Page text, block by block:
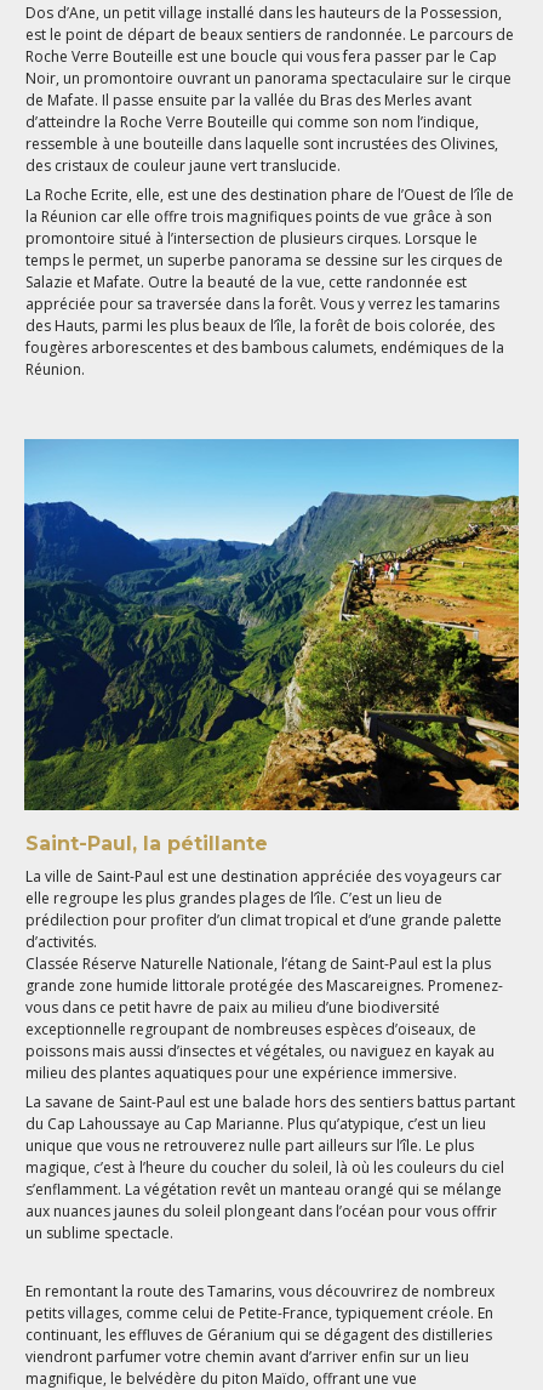
Dos d’Ane, un petit village installé dans les hauteurs de la Possession,
est le point de départ de beaux sentiers de randonnée. Le parcours de
Roche Verre Bouteille est une boucle qui vous fera passer par le Cap
Noir, un promontoire ouvrant un panorama spectaculaire sur le cirque
de Mafate. Il passe ensuite par la vallée du Bras des Merles avant
d’atteindre la Roche Verre Bouteille qui comme son nom l’indique,
ressemble à une bouteille dans laquelle sont incrustées des Olivines,
des cristaux de couleur jaune vert translucide.
La Roche Ecrite, elle, est une des destination phare de l’Ouest de l’île de
la Réunion car elle offre trois magnifiques points de vue grâce à son
promontoire situé à l’intersection de plusieurs cirques. Lorsque le
temps le permet, un superbe panorama se dessine sur les cirques de
Salazie et Mafate. Outre la beauté de la vue, cette randonnée est
appréciée pour sa traversée dans la forêt. Vous y verrez les tamarins
des Hauts, parmi les plus beaux de l’île, la forêt de bois colorée, des
fougères arborescentes et des bambous calumets, endémiques de la
Réunion.
Saint-Paul, la pétillante
La ville de Saint-Paul est une destination appréciée des voyageurs car
elle regroupe les plus grandes plages de l’île. C’est un lieu de
prédilection pour profiter d’un climat tropical et d’une grande palette
d’activités.
Classée Réserve Naturelle Nationale, l’étang de Saint-Paul est la plus
grande zone humide littorale protégée des Mascareignes. Promenez-
vous dans ce petit havre de paix au milieu d’une biodiversité
exceptionnelle regroupant de nombreuses espèces d’oiseaux, de
poissons mais aussi d’insectes et végétales, ou naviguez en kayak au
milieu des plantes aquatiques pour une expérience immersive.
La savane de Saint-Paul est une balade hors des sentiers battus partant
du Cap Lahoussaye au Cap Marianne. Plus qu’atypique, c’est un lieu
unique que vous ne retrouverez nulle part ailleurs sur l’île. Le plus
magique, c’est à l’heure du coucher du soleil, là où les couleurs du ciel
s’enflamment. La végétation revêt un manteau orangé qui se mélange
aux nuances jaunes du soleil plongeant dans l’océan pour vous offrir
un sublime spectacle.
En remontant la route des Tamarins, vous découvrirez de nombreux
petits villages, comme celui de Petite-France, typiquement créole. En
continuant, les effluves de Géranium qui se dégagent des distilleries
viendront parfumer votre chemin avant d’arriver enfin sur un lieu
magnifique, le belvédère du piton Maïdo, offrant une vue